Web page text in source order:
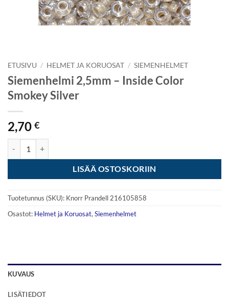
ETUSIVU / HELMET JA KORUOSAT / SIEMENHELMET
Siemenhelmi 2,5mm – Inside Color
Smokey Silver
2,70 €
LISÄÄ OSTOSKORIIN
Tuotetunnus (SKU): Knorr Prandell 216105858
Osastot: Helmet ja Koruosat, Siemenhelmet
KUVAUS
LISÄTIEDOT